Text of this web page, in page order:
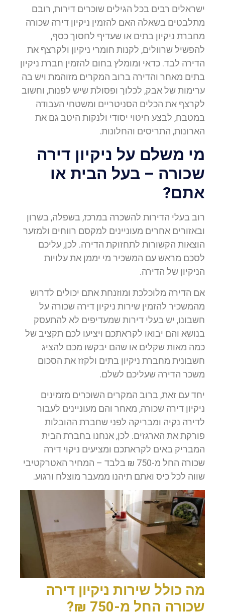
ישראלים רבים בכל הגילים שוכרים דירות, רובם
מתלבטים בשאלה האם להזמין ניקיון דירה שכורה
מחברת ניקיון בתים או שעדיף לחסוך כסף,
להפשיל שרוולים, לקנות חומרי ניקיון ולקרצף את
הדירה לבד. כדאי ומומלץ בחום להזמין חברת ניקיון
בתים מאחר והדירה ברוב המקרים מזוהמת ויש בה
ערימות של אבק, לכלוך ופסולת שיש לפנות, וחשוב
לקרצף את הכלים הסניטריים ומשטחי העבודה
במטבח, לבצע חיטוי יסודי ולנקות היטב גם את
הארונות, התריסים והחלונות.
מי משלם על ניקיון דירה
שכורה – בעל הבית או
אתם?
רוב בעלי הדירות להשכרה במרכז, בשפלה, בשרון
ובאזורים אחרים מעוניינים למקסם רווחים ולמזער
הוצאות הקשורות לתחזוקת הדירה. לכן, עליכם
לסכם מראש עם המשכיר מי יממן את עלויות
הניקיון של הדירה.
אם הדירה מלוכלכת ומוזנחת אתם יכולים לדרוש
מהמשכיר להזמין שירות ניקיון דירה שכורה על
חשבונו, יש בעלי דירות שמעדיפים לא להתעסק
בנושא והם יבואו לקראתכם ויציעו לכם תקציב של
כמה מאות שקלים או שהם יבקשו מכם להציג
חשבונית מחברת ניקיון בתים ולקזז את הסכום
משכר הדירה שעליכם לשלם.
יחד עם זאת, ברוב המקרים השוכרים מזמינים
ניקיון דירה שכורה, מאחר והם מעוניינים לעבור
לדירה נקיה ומבריקה לפני שחברת ההובלות
פורקת את הארגזים. לכן, אנחנו בחברת הבית
המבריק באים לקראתכם ומציעים ניקוי דירה
שכורה החל מ-750 ₪ בלבד – המחיר האטרקטיבי
שווה לכל כיס ואתם תיהנו ממעבר מוצלח ורגוע.
מה כולל שירות ניקיון דירה
שכורה החל מ-750 ₪?